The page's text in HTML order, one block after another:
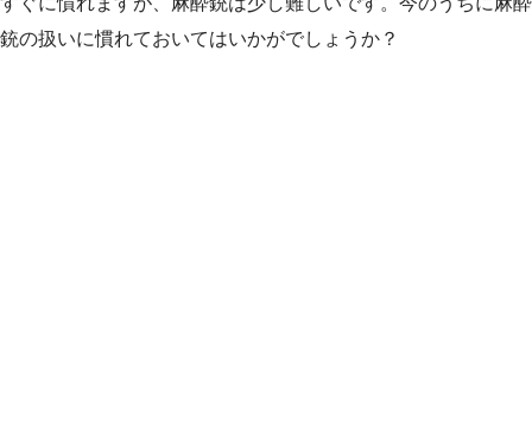
銃の扱いに慣れておいてはいかがでしょうか？